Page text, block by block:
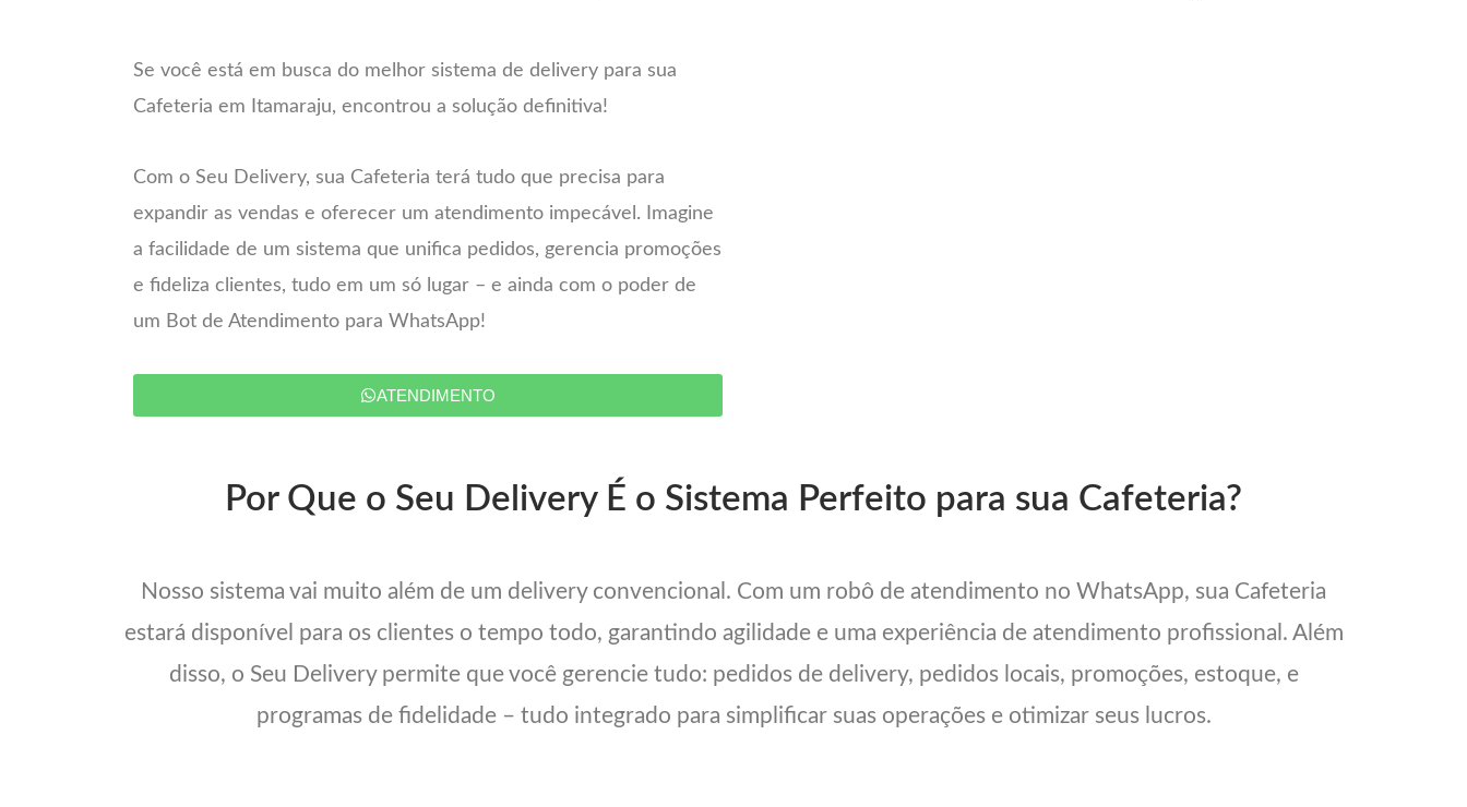
Se você está em busca do melhor sistema de delivery para sua
Cafeteria em Itamaraju, encontrou a solução definitiva!
Com o Seu Delivery, sua Cafeteria terá tudo que precisa para
expandir as vendas e oferecer um atendimento impecável. Imagine
a facilidade de um sistema que unifica pedidos, gerencia promoções
e fideliza clientes, tudo em um só lugar – e ainda com o poder de
um Bot de Atendimento para WhatsApp!
ATENDIMENTO
Por Que o Seu Delivery É o Sistema Perfeito para sua Cafeteria?
Nosso sistema vai muito além de um delivery convencional. Com um robô de atendimento no WhatsApp, sua Cafeteria
estará disponível para os clientes o tempo todo, garantindo agilidade e uma experiência de atendimento profissional. Além
disso, o Seu Delivery permite que você gerencie tudo: pedidos de delivery, pedidos locais, promoções, estoque, e
programas de fidelidade – tudo integrado para simplificar suas operações e otimizar seus lucros.